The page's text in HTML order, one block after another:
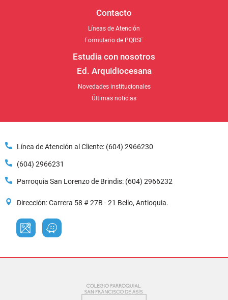
Contacto
Líneas de Atención
Formulario de PQRSF
Estudia con nosotros
Ed. Arquidiocesana
Novedades institucionales
Últimas noticias
Línea de Atención al Cliente: (604) 2966230
(604) 2966231
Parroquia San Lorenzo de Brindis: (604) 2966232
Dirección: Carrera 58 # 27B - 21 Bello, Antioquia.